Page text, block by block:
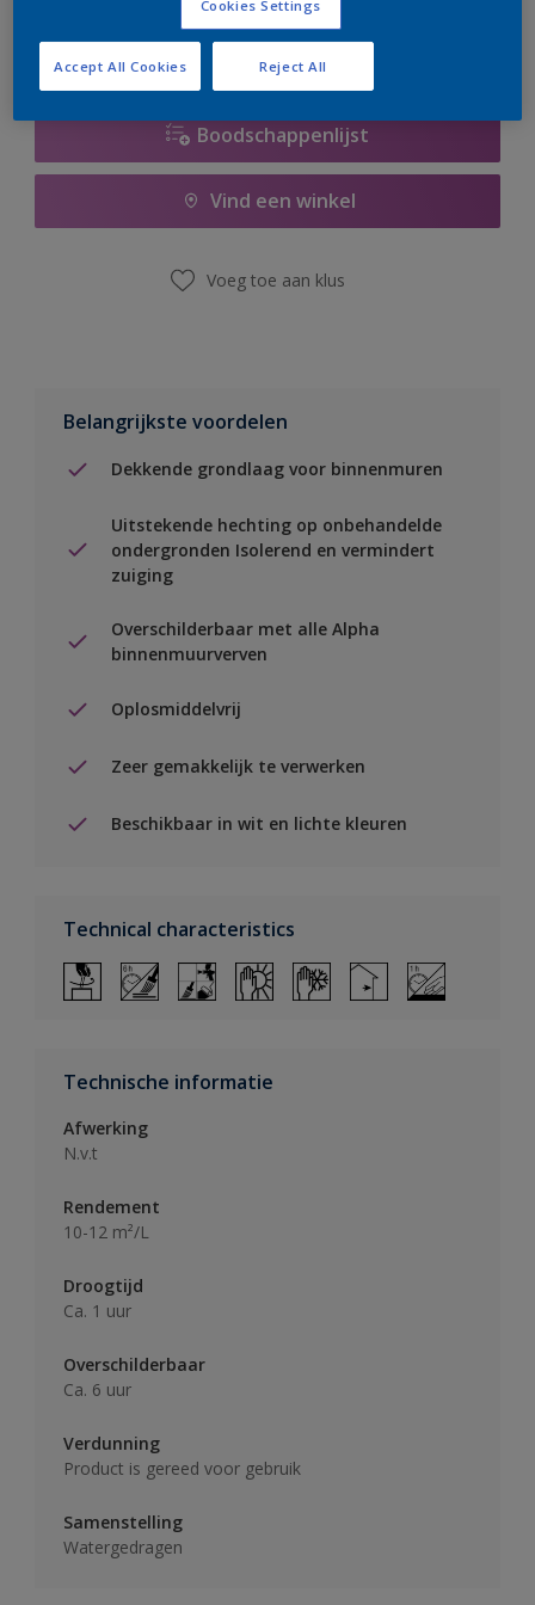
Boodschappenlijst
Vind een winkel
Voeg toe aan klus
Belangrijkste voordelen
Dekkende grondlaag voor binnenmuren
Uitstekende hechting op onbehandelde
ondergronden Isolerend en vermindert
zuiging
Overschilderbaar met alle Alpha
binnenmuurverven
Oplosmiddelvrij
Zeer gemakkelijk te verwerken
Beschikbaar in wit en lichte kleuren
Technical characteristics
Technische informatie
Afwerking
N.v.t
Rendement
10-12 m²/L
Droogtijd
Ca. 1 uur
Overschilderbaar
Ca. 6 uur
Verdunning
Product is gereed voor gebruik
Samenstelling
Watergedragen
Cookies Settings
Reject All
Accept All Cookies